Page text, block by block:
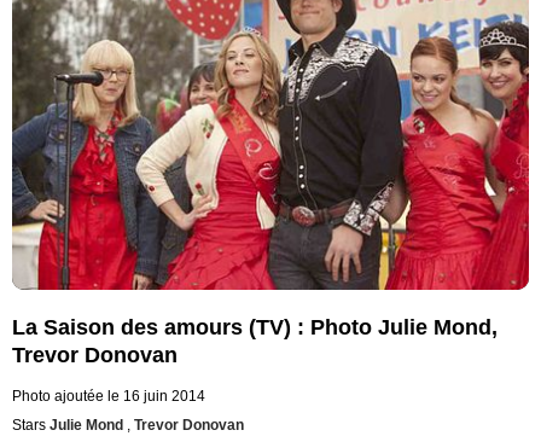
La Saison des amours (TV) : Photo Julie Mond,
Trevor Donovan
Photo ajoutée le 16 juin 2014
Stars Julie Mond , Trevor Donovan